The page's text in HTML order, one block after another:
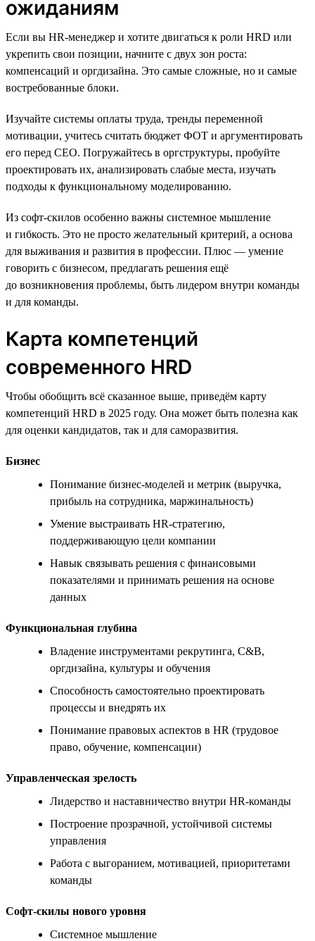
ожиданиям
Если вы HR-менеджер и хотите двигаться к роли HRD или
укрепить свои позиции, начните с двух зон роста:
компенсаций и оргдизайна. Это самые сложные, но и самые
востребованные блоки.
Изучайте системы оплаты труда, тренды переменной
мотивации, учитесь считать бюджет ФОТ и аргументировать
его перед СЕО. Погружайтесь в оргструктуры, пробуйте
проектировать их, анализировать слабые места, изучать
подходы к функциональному моделированию.
Из софт-скилов особенно важны системное мышление
и гибкость. Это не просто желательный критерий, а основа
для выживания и развития в профессии. Плюс — умение
говорить с бизнесом, предлагать решения ещё
до возникновения проблемы, быть лидером внутри команды
и для команды.
Карта компетенций
современного HRD
Чтобы обобщить всё сказанное выше, приведём карту
компетенций HRD в 2025 году. Она может быть полезна как
для оценки кандидатов, так и для саморазвития.
Бизнес
Понимание бизнес-моделей и метрик (выручка,
прибыль на сотрудника, маржинальность)
Умение выстраивать HR-стратегию,
поддерживающую цели компании
Навык связывать решения с финансовыми
показателями и принимать решения на основе
данных
Функциональная глубина
Владение инструментами рекрутинга, C&B,
оргдизайна, культуры и обучения
Способность самостоятельно проектировать
процессы и внедрять их
Понимание правовых аспектов в HR (трудовое
право, обучение, компенсации)
Управленческая зрелость
Лидерство и наставничество внутри HR-команды
Построение прозрачной, устойчивой системы
управления
Работа с выгоранием, мотивацией, приоритетами
команды
Софт-скилы нового уровня
Системное мышление